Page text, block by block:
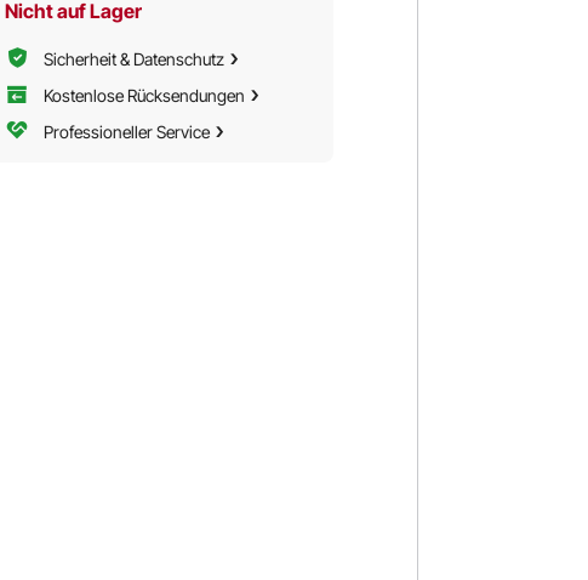
Nicht auf Lager
Sicherheit & Datenschutz
Kostenlose Rücksendungen
Professioneller Service